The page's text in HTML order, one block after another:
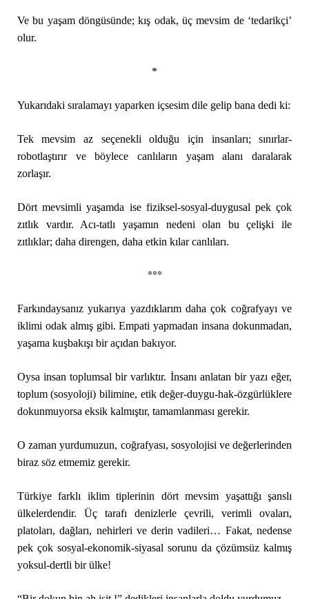
Ve bu yaşam döngüsünde; kış odak, üç mevsim de ‘tedarikçi’
olur.
*
Yukarıdaki sıralamayı yaparken içsesim dile gelip bana dedi ki:
Tek mevsim az seçenekli olduğu için insanları; sınırlar-
robotlaştırır ve böylece canlıların yaşam alanı daralarak
zorlaşır.
Dört mevsimli yaşamda ise fiziksel-sosyal-duygusal pek çok
zıtlık vardır. Acı-tatlı yaşamın nedeni olan bu çelişki ile
zıtlıklar; daha direngen, daha etkin kılar canlıları.
***
Farkındaysanız yukarıya yazdıklarım daha çok coğrafyayı ve
iklimi odak almış gibi. Empati yapmadan insana dokunmadan,
yaşama kuşbakışı bir açıdan bakıyor.
Oysa insan toplumsal bir varlıktır. İnsanı anlatan bir yazı eğer,
toplum (sosyoloji) bilimine, etik değer-duygu-hak-özgürlüklere
dokunmuyorsa eksik kalmıştır, tamamlanması gerekir.
O zaman yurdumuzun, coğrafyası, sosyolojisi ve değerlerinden
biraz söz etmemiz gerekir.
Türkiye farklı iklim tiplerinin dört mevsim yaşattığı şanslı
ülkelerdendir. Üç tarafı denizlerle çevrili, verimli ovaları,
platoları, dağları, nehirleri ve derin vadileri… Fakat, nedense
pek çok sosyal-ekonomik-siyasal sorunu da çözümsüz kalmış
yoksul-dertli bir ülke!